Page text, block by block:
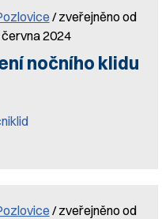
/ zveřejněno od
2024
nočního klidu
/ zveřejněno od